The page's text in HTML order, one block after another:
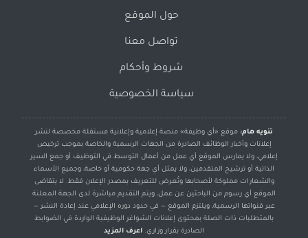
حول الموقع
تواصل معنا
شروط وأحكام
سياسة الخصوصية
تنويه هام: موقع «أي وظيفة» منصة إعلامية وإعلانية مستقلة مخصصة لنشر
إعلانات وأخبار الوظائف الصادرة من الجهات الرسمية والخاصة بموجب ترخيص
إعلامي، ولا يمارس الموقع أي عمل من أعمال التوسط في التوظيف أو جمع السير
الذاتية أو ترشيح المتقدمين، ولا يمثل أي جهة حكومية أو خاصة، وجميع الأسماء
والشعارات مملوكة لأصحابها وتُعرض للتعريف بمصدر الإعلان فقط. لا يتقاضى
الموقع أي رسوم من الباحثين عن عمل، ويتم التقديم مباشرة لدى الجهة المعلنة
عبر قنواتها الرسمية، ويلتزم الموقع — في حدود دوره الإعلامي عند إعادة النشر —
بالمتطلبات ذات الصلة بمحتوى إعلانات الشواغر الوظيفية الواردة في الضوابط
الصادرة بقرار وزاري. اعرف المزيد